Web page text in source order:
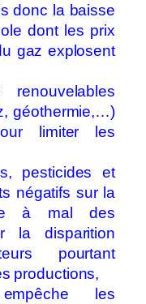
donc la baisse
dont les prix
gaz explosent
renouvelables
géothermie,…)
limiter les
pesticides et
négatifs sur la
à mal des
la disparition
pourtant
productions,
les